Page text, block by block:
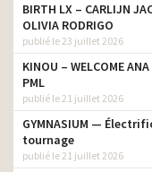
BIRTH LX – CARLIJN
OLIVIA RODRIGO
publié le 23 juillet 2026
KINOU – WELCOME
PML
publié le 21 juillet 2026
GYMNASIUM —
tournage
publié le 21 juillet 2026